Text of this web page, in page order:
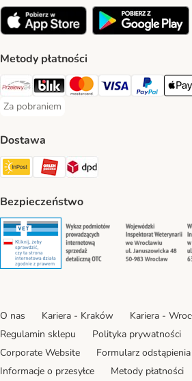
Metody płatności
Przelewy24 Payment Method
Blik Payment Method
MasterCard Payment Method
Visa Payment Method
PayPalApple
Za pobraniem
Za pobraniem Payment Method
Dostawa
Paczkomat® Shipping Method
ORLEN Paczka Shipping
DPD Shipping Method
Bezpieczeństwo
Security Security
O nas Kariera - Kraków
Kariera -
Regulamin sklepu
Polityka prywatności
Corporate Website
Formularz
Informacje o przesyłce
Metody płatności